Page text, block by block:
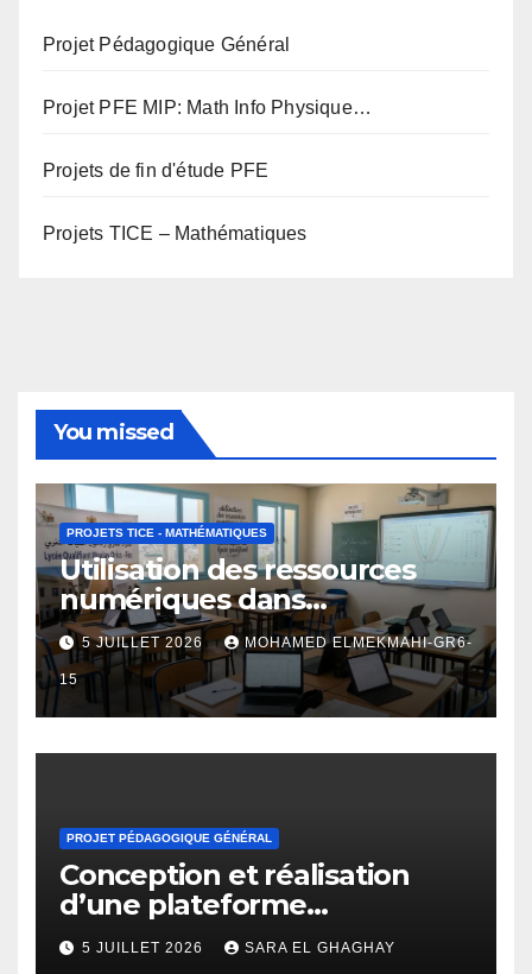
Projet Pédagogique Général
Projet PFE MIP: Math Info Physique…
Projets de fin d'étude PFE
Projets TICE – Mathématiques
You missed
PROJETS TICE - MATHÉMATIQUES
Utilisation des ressources
numériques dans
l’enseignement des
fonctions numériques au
lycée qualifiant
5 JUILLET 2026 MOHAMED ELMEKMAHI-GR6-
15
PROJET PÉDAGOGIQUE GÉNÉRAL
Conception et réalisation
d’une plateforme
d’apprentissage en ligne
pour l’enseignement des
5 JUILLET 2026 SARA EL GHAGHAY